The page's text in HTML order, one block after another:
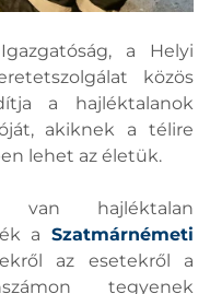
a Helyi
közös
a hajléktalanok
akiknek a télire
lehet az életük.
van hajléktalan
a Szatmárnémeti
az esetekről a
tegyenek